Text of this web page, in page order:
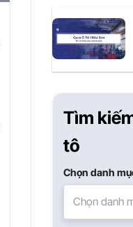
Tìm
tô
Chọn danh
Chọn danh